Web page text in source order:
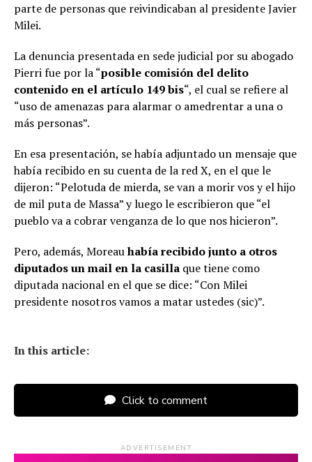
parte de personas que reivindicaban al presidente Javier
Milei.
La denuncia presentada en sede judicial por su abogado
Pierri fue por la “posible comisión del delito
contenido en el artículo 149 bis“, el cual se refiere al
“uso de amenazas para alarmar o amedrentar a una o
más personas”.
En esa presentación, se había adjuntado un mensaje que
había recibido en su cuenta de la red X, en el que le
dijeron: “Pelotuda de mierda, se van a morir vos y el hijo
de mil puta de Massa” y luego le escribieron que “el
pueblo va a cobrar venganza de lo que nos hicieron”.
Pero, además, Moreauhabía recibido junto a otros
diputados un mail en la casilla que tiene como
diputada nacional en el que se dice: “Con Milei
presidente nosotros vamos a matar ustedes (sic)”.
In this article:
Click to comment
ADVERTISEMENT